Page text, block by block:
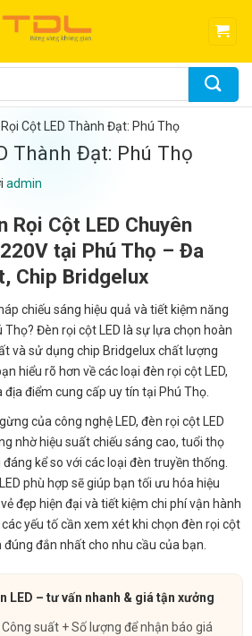
Cột LED Thành Đạt: Phú Thọ
Thành Đạt: Phú Thọ
admin
Rọi Cột LED Chuyên
tại Phú Thọ – Đa
Chip Bridgelux
chiếu sáng hiệu quả và tiết kiệm năng
Thọ? Đèn rọi cột LED là sự lựa chọn hoàn
và sử dụng chip Bridgelux chất lượng
hiểu rõ hơn về các loại đèn rọi cột LED,
điểm cung cấp uy tín tại Phú Thọ.
của công nghệ LED, đèn rọi cột LED
nhờ hiệu suất chiếu sáng cao, tuổi thọ
kể so với các loại đèn truyền thống.
phù hợp sẽ giúp bạn tối ưu hóa hiệu
đẹp hiện đại và tiết kiệm chi phí vận hành
yếu tố cần xem xét khi chọn đèn rọi cột
đúng đắn nhất cho nhu cầu của bạn.
LED – tư vấn nhanh & giá tận xưởng
Công suất + Số lượng để nhận báo giá